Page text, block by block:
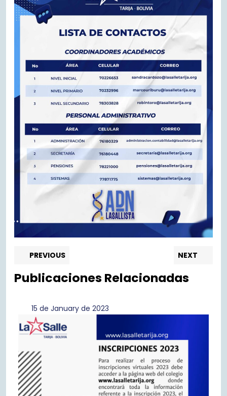
Post
navigation
PREVIOUS NEXT
Publicaciones Relacionadas
15 de January de 202315
de
de
2023